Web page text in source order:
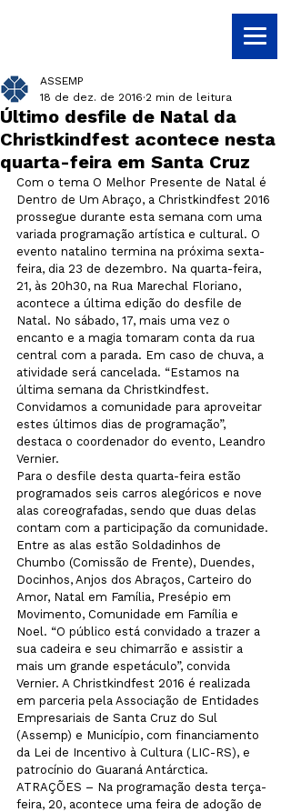
Último desfile de Natal da
Christkindfest acontece nesta
quarta-feira em Santa Cruz
ASSEMP
18 de dez. de 2016 2 min de leitura
Com o tema O Melhor Presente de Natal é
Dentro de Um Abraço, a Christkindfest 2016
prossegue durante esta semana com uma
variada programação artística e cultural. O
evento natalino termina na próxima sexta-
feira, dia 23 de dezembro. Na quarta-feira,
21, às 20h30, na Rua Marechal Floriano,
acontece a última edição do desfile de
Natal. No sábado, 17, mais uma vez o
encanto e a magia tomaram conta da rua
central com a parada. Em caso de chuva, a
atividade será cancelada. “Estamos na
última semana da Christkindfest.
Convidamos a comunidade para aproveitar
estes últimos dias de programação”,
destaca o coordenador do evento, Leandro
Vernier.
Para o desfile desta quarta-feira estão
programados seis carros alegóricos e nove
alas coreografadas, sendo que duas delas
contam com a participação da comunidade.
Entre as alas estão Soldadinhos de
Chumbo (Comissão de Frente), Duendes,
Docinhos, Anjos dos Abraços, Carteiro do
Amor, Natal em Família, Presépio em
Movimento, Comunidade em Família e
Noel. “O público está convidado a trazer a
sua cadeira e seu chimarrão e assistir a
mais um grande espetáculo”, convida
Vernier. A Christkindfest 2016 é realizada
em parceria pela Associação de Entidades
Empresariais de Santa Cruz do Sul
(Assemp) e Município, com financiamento
da Lei de Incentivo à Cultura (LIC-RS), e
patrocínio do Guaraná Antárctica.
ATRAÇÕES – Na programação desta terça-
feira, 20, acontece uma feira de adoção de